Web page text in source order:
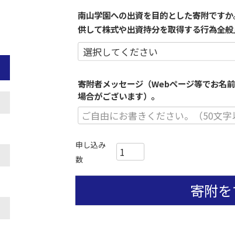
南山学園への出資を目的とした寄附です
供して株式や出資持分を取得する行為全般
寄附者メッセージ（Webページ等でお名
場合がございます）。
寄附